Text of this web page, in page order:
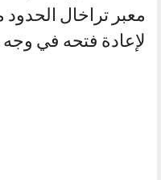
معبر تراخال
لإعادة فتحه في وجه